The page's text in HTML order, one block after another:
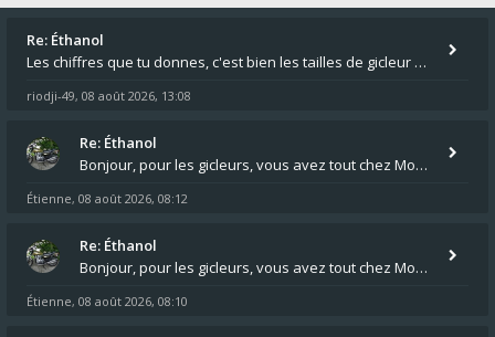
Re: Éthanol
Les chiffres que tu donnes, c'est bien les tailles de gicleur ? Par contre tes "-2 tours" à quoi correspondent t'ils ?
riodji-49, 08 août 2026, 13:08
Re: Éthanol
Bonjour, pour les gicleurs, vous avez tout chez Motokristen à Bar sur Aube. https://www.motokristen.fr/ On peut aussi
Étienne, 08 août 2026, 08:12
Re: Éthanol
Bonjour, pour les gicleurs, vous avez tout chez Motokristen à Bar sur Aube. https://www.motokristen.fr/produits/4946-l
Étienne, 08 août 2026, 08:10